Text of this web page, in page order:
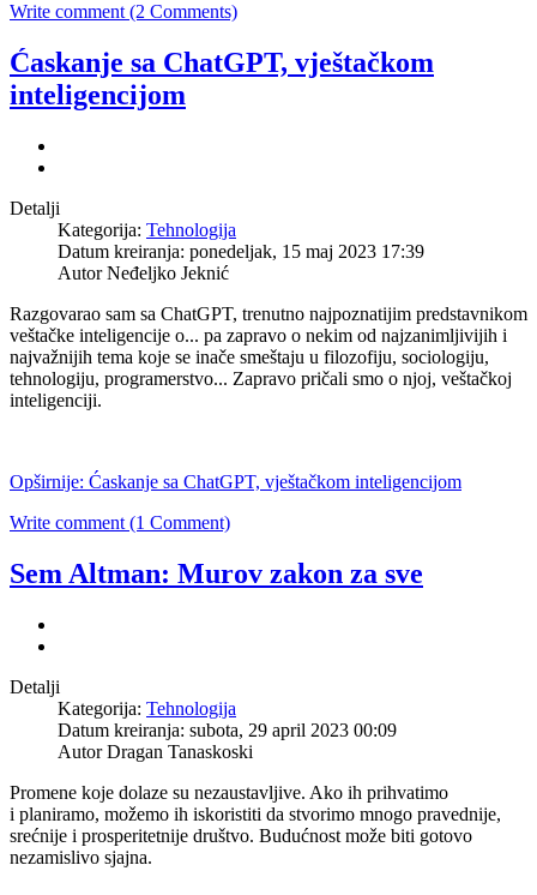
Write comment (2 Comments)
Ćaskanje sa ChatGPT, vještačkom
inteligencijom
Detalji
Kategorija: Tehnologija
Datum kreiranja: ponedeljak, 15 maj 2023 17:39
Autor Neđeljko Jeknić
Razgovarao sam sa ChatGPT, trenutno najpoznatijim predstavnikom
veštačke inteligencije o... pa zapravo o nekim od najzanimljivijih i
najvažnijih tema koje se inače smeštaju u filozofiju, sociologiju,
tehnologiju, programerstvo... Zapravo pričali smo o njoj, veštačkoj
inteligenciji.
Opširnije: Ćaskanje sa ChatGPT, vještačkom inteligencijom
Write comment (1 Comment)
Sem Altman: Murov zakon za sve
Detalji
Kategorija: Tehnologija
Datum kreiranja: subota, 29 april 2023 00:09
Autor Dragan Tanaskoski
Promene koje dolaze su nezaustavljive. Ako ih prihvatimo
i planiramo, možemo ih iskoristiti da stvorimo mnogo pravednije,
srećnije i prosperitetnije društvo. Budućnost može biti gotovo
nezamislivo sjajna.